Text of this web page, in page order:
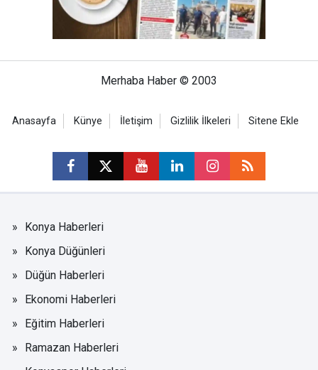
Merhaba Haber © 2003
Anasayfa Künye İletişim Gizlilik İlkeleri Sitene Ekle
Konya Haberleri
Konya Düğünleri
Düğün Haberleri
Ekonomi Haberleri
Eğitim Haberleri
Ramazan Haberleri